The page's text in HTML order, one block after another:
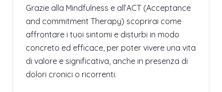
Grazie alla Mindfulness e all’ACT (Acceptance
and commitment Therapy) scoprirai come
affrontare i tuoi sintomi e disturbi in modo
concreto ed efficace, per poter vivere una vita
di valore e significativa, anche in presenza di
dolori cronici o ricorrenti.